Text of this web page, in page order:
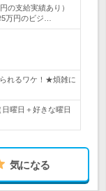
の支給実績あり）
万円のビジ…
れるワケ！★煩雑に
曜日＋好きな曜日
気になる